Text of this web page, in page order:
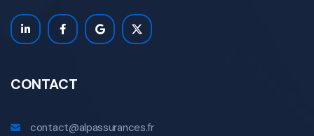
CONTACT
contact@alpassurances.fr